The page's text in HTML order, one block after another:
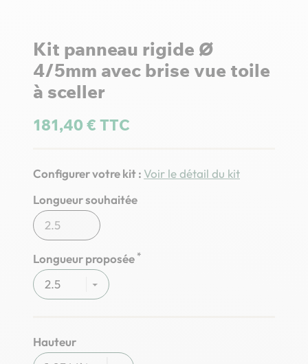
Kit panneau rigide Ø
4/5mm avec brise vue toile
à sceller
181,40 € TTC
Configurer votre kit : Voir le détail du kit
Longueur souhaitée
Longueur proposée *
Hauteur